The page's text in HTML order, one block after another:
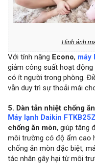
Hình ảnh
Với tính năng Econo, máy
giảm công suất hoạt
có ít người trong phòng.
vẫn duy trì sự thoải mái
5. Dàn tản nhiệt chống
Máy lạnh Daikin
chống ăn mòn, giúp tăng
môi trường có độ ẩm cao
chống ăn mòn đặc biệt,
tác nhân gây hại từ môi